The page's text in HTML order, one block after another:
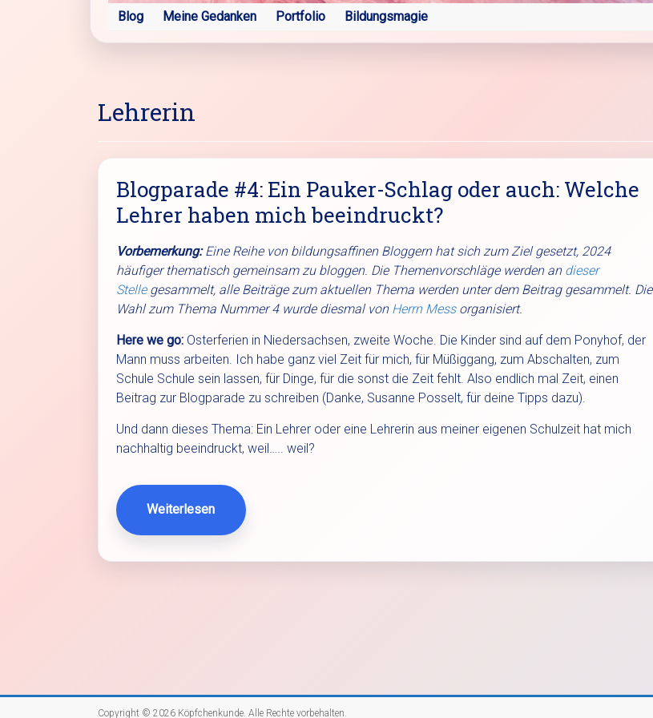
Blog Meine Gedanken Portfolio Bildungsmagie
Lehrerin
Blogparade #4: Ein Pauker-Schlag oder auch: Welche
Lehrer haben mich beeindruckt?
Vorbemerkung:Eine Reihe von bildungsaffinen Bloggern hat sich zum Ziel gesetzt, 2024
häufiger thematisch gemeinsam zu bloggen. Die Themenvorschläge werden an dieser
Stellegesammelt, alle Beiträge zum aktuellen Thema werden unter dem Beitrag gesammelt. Die
Wahl zum Thema Nummer 4 wurde diesmal von Herrn Messorganisiert.
Here we go: Osterferien in Niedersachsen, zweite Woche. Die Kinder sind auf dem Ponyhof, der
Mann muss arbeiten. Ich habe ganz viel Zeit für mich, für Müßiggang, zum Abschalten, zum
Schule Schule sein lassen, für Dinge, für die sonst die Zeit fehlt. Also endlich mal Zeit, einen
Beitrag zur Blogparade zu schreiben (Danke, Susanne Posselt, für deine Tipps dazu).
Und dann dieses Thema: Ein Lehrer oder eine Lehrerin aus meiner eigenen Schulzeit hat mich
nachhaltig beeindruckt, weil….. weil?
Weiterlesen
Copyright © 2026 Köpfchenkunde. Alle Rechte vorbehalten.